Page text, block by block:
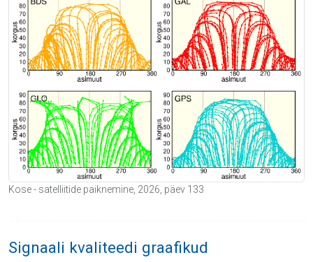
Kose - satelliitide paiknemine, 2026, päev 133
Signaali kvaliteedi graafikud